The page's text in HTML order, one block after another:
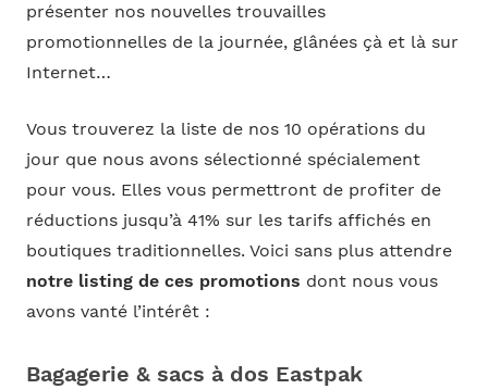
présenter nos nouvelles trouvailles
promotionnelles de la journée, glânées çà et là sur
Internet…
Vous trouverez la liste de nos 10 opérations du
jour que nous avons sélectionné spécialement
pour vous. Elles vous permettront de profiter de
réductions jusqu’à 41% sur les tarifs affichés en
boutiques traditionnelles. Voici sans plus attendre
notre listing de ces promotions dont nous vous
avons vanté l’intérêt :
Bagagerie & sacs à dos Eastpak